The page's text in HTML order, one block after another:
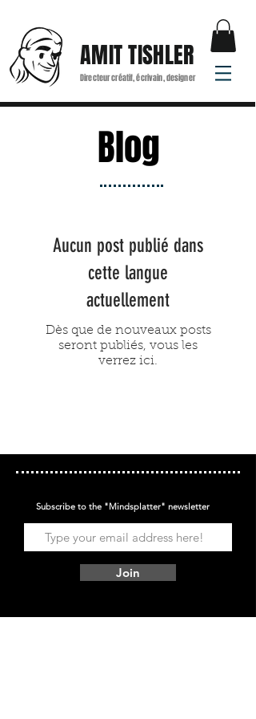
AMIT TISHLER
Directeur créatif, écrivain, designer
Blog
Aucun post publié dans
cette langue
actuellement
Dès que de nouveaux posts
seront publiés, vous les
verrez ici.
Subscribe to the "Mindsplatter" newsletter
Join